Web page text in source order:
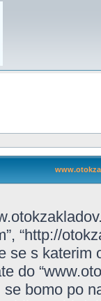
“http://
se s katerim
do
bomo po